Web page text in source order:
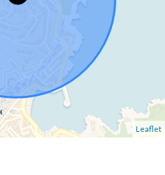
Leaflet